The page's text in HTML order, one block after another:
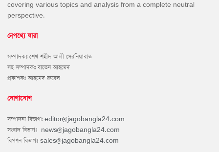
covering various topics and analysis from a complete neutral
perspective.
নেপথ্যে যারা
সম্পাদকঃ শেখ শহীদ আলী সেরনিয়াবাত
সহ সম্পাদকঃ বাতেন আহমেদ
প্রকাশকঃ আহমেদ রুবেল
যোগাযোগ
সম্পাদনা বিভাগঃ editor@jagobangla24.com
সংবাদ বিভাগঃ news@jagobangla24.com
বিপণন বিভাগঃ sales@jagobangla24.com